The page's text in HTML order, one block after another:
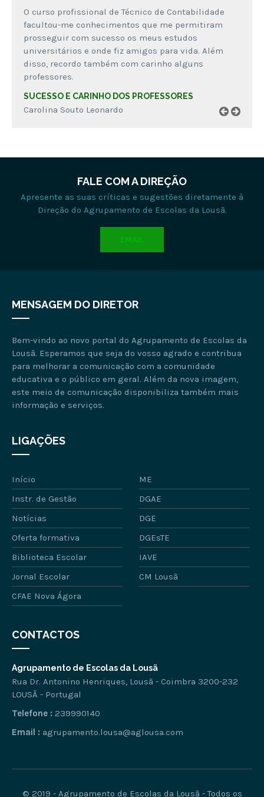
O curso profissional de Técnico de Contabilidade
facultou-me conhecimentos que me permitiram
prosseguir com sucesso os meus estudos
universitários e onde fiz amigos para vida. Além
disso, recordo também com carinho alguns
professores.
SUCESSO E CARINHO DOS PROFESSORES
Carolina Souto Leonardo
FALE COM A DIREÇÃO
Apresente as suas críticas e sugestões diretamente à
Direção do Agrupamento de Escolas da Lousã.
EMAIL
MENSAGEM DO DIRETOR
Bem-vindo ao novo portal do Agrupamento de Escolas da
Lousã. Esperamos que seja do vosso agrado e contribua
para melhorar a comunicação com a comunidade
educativa e o público em geral. Além da nova imagem,
este meio de comunicação disponibiliza também mais
informação e serviços.
LIGAÇÕES
Início
ME
Instr. de Gestão
DGAE
Notícias
DGE
Oferta formativa
DGEsTE
Biblioteca Escolar
IAVE
Jornal Escolar
CM Lousã
CFAE Nova Ágora
CONTACTOS
Agrupamento de Escolas da Lousã
Rua Dr. Antonino Henriques, Lousã - Coimbra 3200-232
LOUSÃ - Portugal
Telefone : 239990140
Email : agrupamento.lousa@aglousa.com
© 2019 - Agrupamento de Escolas da Lousã - Todos os